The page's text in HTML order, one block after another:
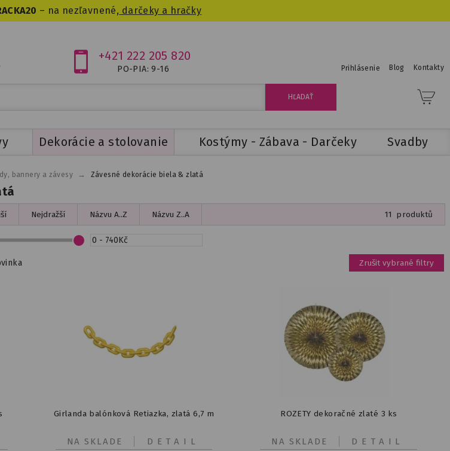
– na nezľavnené, darčeky a hračky
+421 222 205 820
PO-PIA: 9-16 Prihlásenie Blog Kontakty
Dekorácie a stolovanie Kostýmy - Zábava - Darčeky Svadby
bannery a závesy → Závesné dekorácie biela & zlatá
Nejdražší Názvu A..Z Názvu Z..A 11 produktů
Zrušit vybrané filtry
Girlanda balónková Retiazka, zlatá 6,7 m
DETAIL
NA SKLADE
ROZETY dekoračné zlaté 3 ks
DETAIL
NA SKLADE